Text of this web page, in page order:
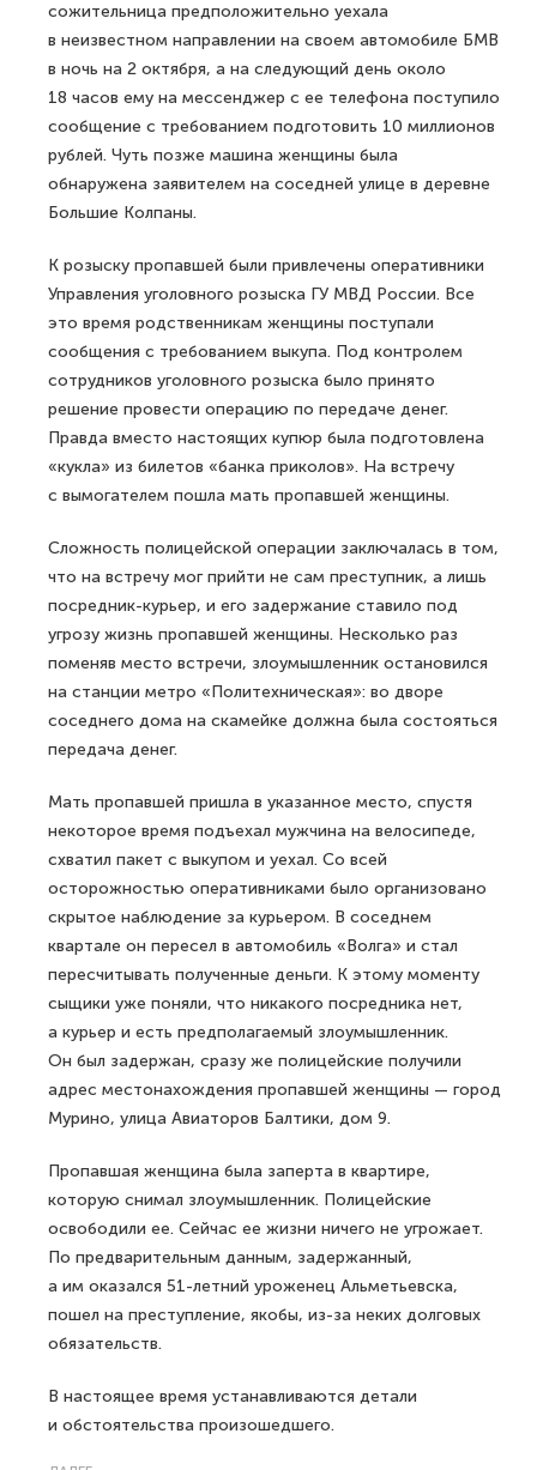
сожительница предположительно уехала
в неизвестном направлении на своем автомобиле БМВ
в ночь на 2 октября, а на следующий день около
18 часов ему на мессенджер с ее телефона поступило
сообщение с требованием подготовить 10 миллионов
рублей. Чуть позже машина женщины была
обнаружена заявителем на соседней улице в деревне
Большие Колпаны.
К розыску пропавшей были привлечены оперативники
Управления уголовного розыска ГУ МВД России. Все
это время родственникам женщины поступали
сообщения с требованием выкупа. Под контролем
сотрудников уголовного розыска было принято
решение провести операцию по передаче денег.
Правда вместо настоящих купюр была подготовлена
«кукла» из билетов «банка приколов». На встречу
с вымогателем пошла мать пропавшей женщины.
Сложность полицейской операции заключалась в том,
что на встречу мог прийти не сам преступник, а лишь
посредник-курьер, и его задержание ставило под
угрозу жизнь пропавшей женщины. Несколько раз
поменяв место встречи, злоумышленник остановился
на станции метро «Политехническая»: во дворе
соседнего дома на скамейке должна была состояться
передача денег.
Мать пропавшей пришла в указанное место, спустя
некоторое время подъехал мужчина на велосипеде,
схватил пакет с выкупом и уехал. Со всей
осторожностью оперативниками было организовано
скрытое наблюдение за курьером. В соседнем
квартале он пересел в автомобиль «Волга» и стал
пересчитывать полученные деньги. К этому моменту
сыщики уже поняли, что никакого посредника нет,
а курьер и есть предполагаемый злоумышленник.
Он был задержан, сразу же полицейские получили
адрес местонахождения пропавшей женщины — город
Мурино, улица Авиаторов Балтики, дом 9.
Пропавшая женщина была заперта в квартире,
которую снимал злоумышленник. Полицейские
освободили ее. Сейчас ее жизни ничего не угрожает.
По предварительным данным, задержанный,
а им оказался 51-летний уроженец Альметьевска,
пошел на преступление, якобы, из-за неких долговых
обязательств.
В настоящее время устанавливаются детали
и обстоятельства произошедшего.